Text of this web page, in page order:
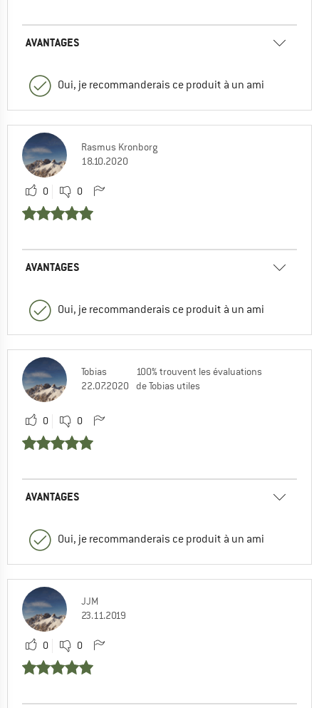
AVANTAGES
Oui, je recommanderais ce produit à un ami
Rasmus Kronborg
18.10.2020
0 0
AVANTAGES
Oui, je recommanderais ce produit à un ami
Tobias
22.07.2020
100% trouvent les évaluations
de Tobias utiles
0 0
AVANTAGES
Oui, je recommanderais ce produit à un ami
JJM
23.11.2019
0 0